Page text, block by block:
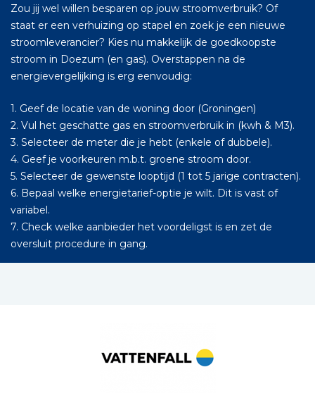
Zou jij wel willen besparen op jouw stroomverbruik? Of
staat er een verhuizing op stapel en zoek je een nieuwe
stroomleverancier? Kies nu makkelijk de goedkoopste
stroom in Doezum (en gas). Overstappen na de
energievergelijking is erg eenvoudig:
1. Geef de locatie van de woning door (Groningen)
2. Vul het geschatte gas en stroomverbruik in (kwh & M3).
3. Selecteer de meter die je hebt (enkele of dubbele).
4. Geef je voorkeuren m.b.t. groene stroom door.
5. Selecteer de gewenste looptijd (1 tot 5 jarige contracten).
6. Bepaal welke energietarief-optie je wilt. Dit is vast of
variabel.
7. Check welke aanbieder het voordeligst is en zet de
oversluit procedure in gang.